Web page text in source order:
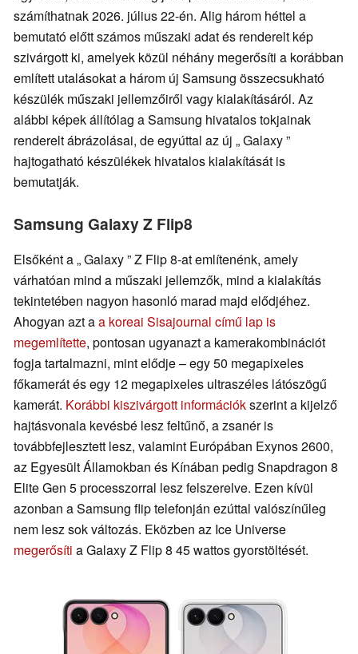
számíthatnak 2026. július 22-én. Alig három héttel a
bemutató előtt számos műszaki adat és renderelt kép
szivárgott ki, amelyek közül néhány megerősíti a korábban
említett utalásokat a három új Samsung összecsukható
készülék műszaki jellemzőiről vagy kialakításáról. Az
alábbi képek állítólag a Samsung hivatalos tokjainak
renderelt ábrázolásai, de egyúttal az új „ Galaxy ”
hajtogatható készülékek hivatalos kialakítását is
bemutatják.
Samsung Galaxy Z Flip8
Elsőként a „ Galaxy ” Z Flip 8-at említenénk, amely
várhatóan mind a műszaki jellemzők, mind a kialakítás
tekintetében nagyon hasonló marad majd elődjéhez.
Ahogyan azt aa koreai Sisajournal című lap is
megemlítette, pontosan ugyanazt a kamerakombinációt
fogja tartalmazni, mint elődje – egy 50 megapixeles
főkamerát és egy 12 megapixeles ultraszéles látószögű
kamerát. Korábbi kiszivárgott információkszerint a kijelző
hajtásvonala kevésbé lesz feltűnő, a zsanér is
továbbfejlesztett lesz, valamint Európában Exynos 2600,
az Egyesült Államokban és Kínában pedig Snapdragon 8
Elite Gen 5 processzorral lesz felszerelve. Ezen kívül
azonban a Samsung flip telefonján ezúttal valószínűleg
nem lesz sok változás. Eközben az Ice Universe
megerősíti a Galaxy Z Flip 8 45 wattos gyorstöltését.